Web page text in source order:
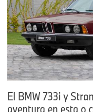
El BMW 733i y
aventura en esta o